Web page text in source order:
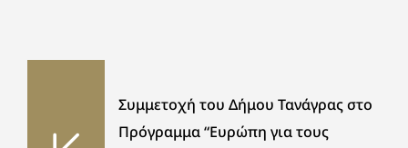
Συμμετοχή του Δήμου Τανάγρας στο
Πρόγραμμα “Ευρώπη για τους